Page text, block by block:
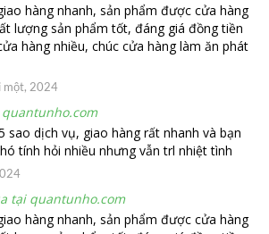
hàng nhanh, sản phẩm được cửa hàng
lượng sản phẩm tốt, đáng giá đồng tiền
hàng nhiều, chúc cửa hàng làm ăn phát
một, 2024
sao dịch vụ, giao hàng rất nhanh và bạn
tính hỏi nhiều nhưng vẫn trl nhiệt tình
tại quantunho.com
hàng nhanh, sản phẩm được cửa hàng